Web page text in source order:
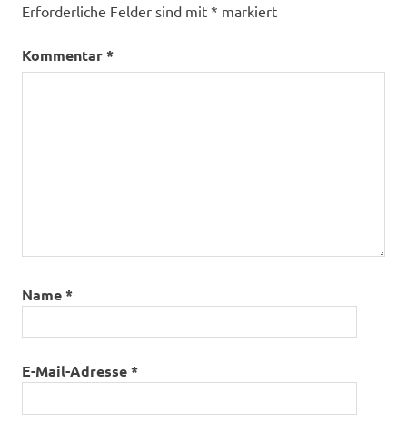
Erforderliche Felder sind mit * markiert
Kommentar*
Name*
E-Mail-Adresse*